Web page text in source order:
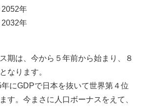
年
年
期は、今から５年前から始まり、８
なります。
にGDPで日本を抜いて世界第４位
す。今まさに人口ボーナスをえて、